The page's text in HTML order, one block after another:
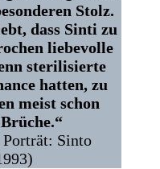
Stolz.
dass Sinti zu
liebevolle
sterilisierte
hatten, zu
meist schon
Porträt: Sinto